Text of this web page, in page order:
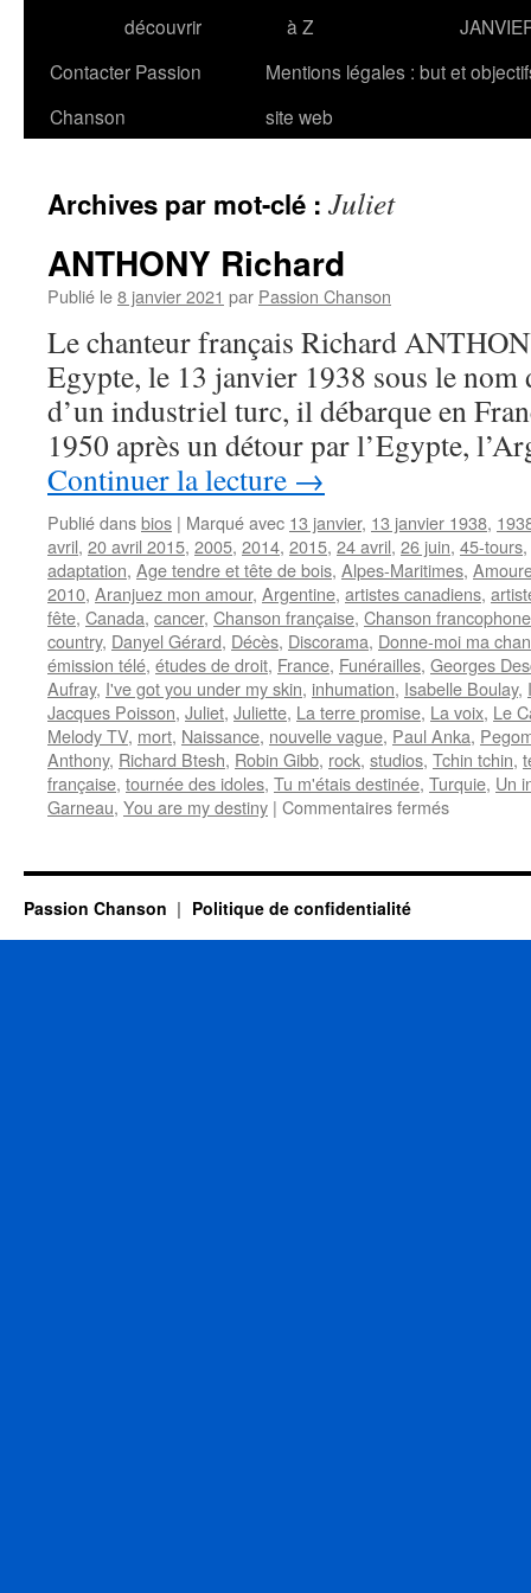
découvrir
à Z
Contacter Passion
Chanson
Mentions légales : but et
site web
Archives par mot-clé : Juliet
ANTHONY Richard
Publié le8 janvier 2021 par Passion Chanson
Le chanteur français Richard
Egypte, le 13 janvier 1938 sous le
d’un industriel turc, il débarque en
1950 après un détour par l’Egypte,
Continuer la lecture →
Publié dansbios | Marqué avec 13 janvier, 13 janvier 1938,
avril, 20 avril 2015, 2005, 2014, 2015, 24 avril, 26 juin, 45-tours,
adaptation, Age tendre et tête de bois, Alpes-Maritimes,
2010, Aranjuez mon amour, Argentine, artistes canadiens,
fête, Canada, cancer, Chanson française, Chanson francophone
country, Danyel Gérard, Décès, Discorama, Donne-moi ma
émission télé, études de droit, France, Funérailles, Georges
Aufray, I've got you under my skin, inhumation, Isabelle Boulay,
Jacques Poisson, Juliet, Juliette, La terre promise, La voix, Le
Melody TV, mort, Naissance, nouvelle vague, Paul Anka,
Anthony, Richard Btesh, Robin Gibb, rock, studios, Tchin tchin,
française, tournée des idoles, Tu m'étais destinée, Turquie, Un
Garneau, You are my destiny | Commentaires ferméssur
Passion Chanson Politique de confidentialité